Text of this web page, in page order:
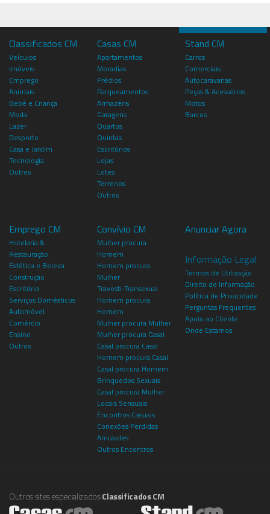
Classificados CM
Veículos
Imóveis
Emprego
Animais
Bebé e Criança
Moda
Lazer
Desporto
Casa e Jardim
Tecnologia
Outros
Casas CM
Apartamentos
Moradias
Prédios
Parqueamentos
Armazéns
Garagens
Quartos
Quintas
Escritórios
Lojas
Lotes
Terrenos
Outros
Stand CM
Carros
Comerciais
Autocaravanas
Peças & Acessórios
Motos
Barcos
Emprego CM
Hotelaria &
Restauração
Estética e Beleza
Construção
Escritório
Serviços Domésticos
Automóvel
Comércio
Ensino
Outros
Convívio CM
Mulher procura
Homem
Homem procura
Mulher
Travesti-Transexual
Homem procura
Homem
Mulher procura Mulher
Mulher procura Casal
Casal procura Casal
Homem procura Casal
Casal procura Homem
Brinquedos Sexuais
Casal procura Mulher
Locais Sensuais
Encontros Casuais
Conexões Perdidas
Amizades
Outros Encontros
Anunciar Agora
Informação Legal
Termos de Utilização
Direito de Informação
Política de Privacidade
Perguntas Frequentes
Apoio ao Cliente
Onde Estamos
Outros sites especializadosClassificados CM